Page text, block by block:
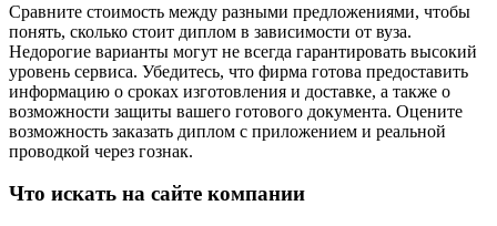
Сравните стоимость между разными предложениями, чтобы
понять, сколько стоит диплом в зависимости от вуза.
Недорогие варианты могут не всегда гарантировать высокий
уровень сервиса. Убедитесь, что фирма готова предоставить
информацию о сроках изготовления и доставке, а также о
возможности защиты вашего готового документа. Оцените
возможность заказать диплом с приложением и реальной
проводкой через гознак.
Что искать на сайте компании